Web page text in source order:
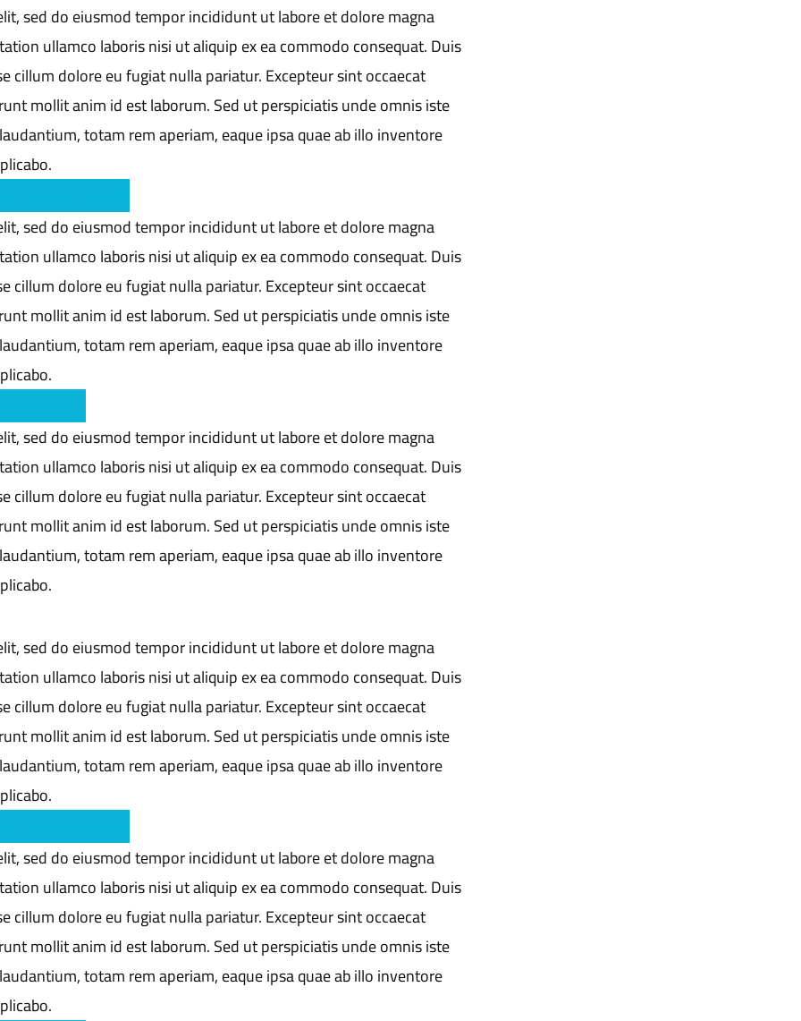
sed do eiusmod tempor incididunt ut labore et dolore magna
ullamco laboris nisi ut aliquip ex ea commodo consequat. Duis
dolore eu fugiat nulla pariatur. Excepteur sint occaecat
mollit anim id est laborum. Sed ut perspiciatis unde omnis iste
totam rem aperiam, eaque ipsa quae ab illo inventore
sed do eiusmod tempor incididunt ut labore et dolore magna
ullamco laboris nisi ut aliquip ex ea commodo consequat. Duis
dolore eu fugiat nulla pariatur. Excepteur sint occaecat
mollit anim id est laborum. Sed ut perspiciatis unde omnis iste
totam rem aperiam, eaque ipsa quae ab illo inventore
sed do eiusmod tempor incididunt ut labore et dolore magna
ullamco laboris nisi ut aliquip ex ea commodo consequat. Duis
dolore eu fugiat nulla pariatur. Excepteur sint occaecat
mollit anim id est laborum. Sed ut perspiciatis unde omnis iste
totam rem aperiam, eaque ipsa quae ab illo inventore
sed do eiusmod tempor incididunt ut labore et dolore magna
ullamco laboris nisi ut aliquip ex ea commodo consequat. Duis
dolore eu fugiat nulla pariatur. Excepteur sint occaecat
mollit anim id est laborum. Sed ut perspiciatis unde omnis iste
totam rem aperiam, eaque ipsa quae ab illo inventore
sed do eiusmod tempor incididunt ut labore et dolore magna
ullamco laboris nisi ut aliquip ex ea commodo consequat. Duis
dolore eu fugiat nulla pariatur. Excepteur sint occaecat
mollit anim id est laborum. Sed ut perspiciatis unde omnis iste
totam rem aperiam, eaque ipsa quae ab illo inventore